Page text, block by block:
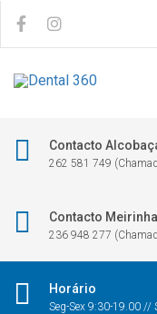
Contacto
262 581 749
Contacto
236 948 277
Horário
Seg-Sex 9:30-19.00 //